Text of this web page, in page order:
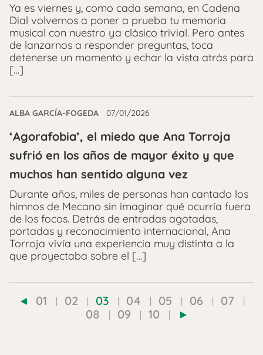
Ya es viernes y, como cada semana, en Cadena
Dial volvemos a poner a prueba tu memoria
musical con nuestro ya clásico trivial. Pero antes
de lanzarnos a responder preguntas, toca
detenerse un momento y echar la vista atrás para
[…]
ALBA GARCÍA-FOGEDA 07/01/2026
‘Agorafobia’, el miedo que Ana Torroja
sufrió en los años de mayor éxito y que
muchos han sentido alguna vez
Durante años, miles de personas han cantado los
himnos de Mecano sin imaginar qué ocurría fuera
de los focos. Detrás de entradas agotadas,
portadas y reconocimiento internacional, Ana
Torroja vivía una experiencia muy distinta a la
que proyectaba sobre el […]
01 02 03 04 05 06
07
08
09 10